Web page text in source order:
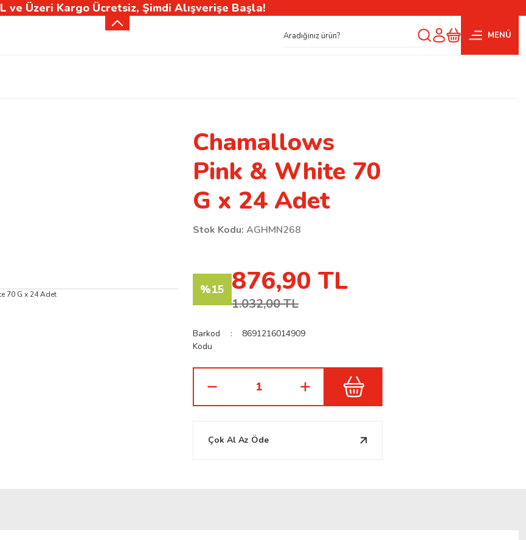
ve Üzeri Kargo Ücretsiz, Şimdi Alışverişe Başla!
MENÜ
Chamallows
Pink & White 70
G x 24 Adet
Stok Kodu: AGHMN268
%15 876,90 TL
1.032,00 TL
Barkod
Kodu
8691216014909
Çok Al Az Öde